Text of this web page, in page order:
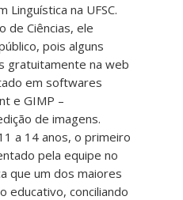
Linguística na UFSC.
de Ciências, ele
pois alguns
gratuitamente na web
em softwares
e GIMP –
de imagens.
a 14 anos, o primeiro
pela equipe no
que um dos maiores
educativo, conciliando